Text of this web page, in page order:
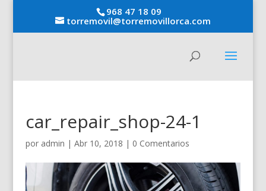
968 47 18 09
torremovil@torremovillorca.com
car_repair_shop-24-1
por admin | Abr 10, 2018 | 0 Comentarios